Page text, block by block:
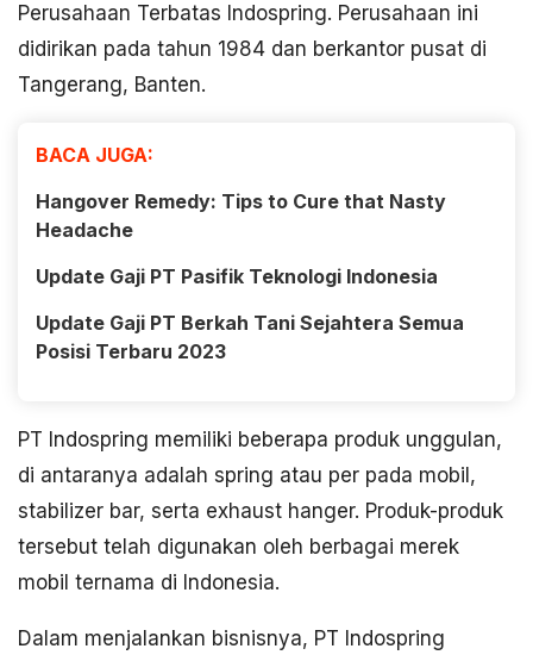
Perusahaan Terbatas Indospring. Perusahaan ini
didirikan pada tahun 1984 dan berkantor pusat di
Tangerang, Banten.
BACA JUGA:
Hangover Remedy: Tips to Cure that Nasty
Headache
Update Gaji PT Pasifik Teknologi Indonesia
Update Gaji PT Berkah Tani Sejahtera Semua
Posisi Terbaru 2023
PT Indospring memiliki beberapa produk unggulan,
di antaranya adalah spring atau per pada mobil,
stabilizer bar, serta exhaust hanger. Produk-produk
tersebut telah digunakan oleh berbagai merek
mobil ternama di Indonesia.
Dalam menjalankan bisnisnya, PT Indospring